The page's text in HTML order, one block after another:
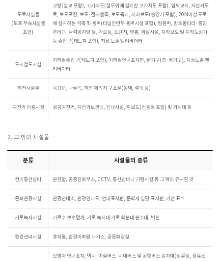
도로시설물
(도로 부속시설물
포함)
교량(철교 포함), 고가차도(철도위에 설치한 고가차도 포함), 입체교차, 자전거도
로, 보도포장, 보도·점자블록, 보도육교, 지하보도(승강기 포함), 20M이상 도로
에 설치하는 석축 및 옹벽(터널전면부 옹벽시설 포함), 방음벽, 방호울타리·중앙
분리대·낙석방지망 등, 가로등, 트렌치, 맨홀, 제설시설, 지하보도 및 지하도상가
등 출입구(캐노피 포함), 지상 노출 엘리베이터
도시철도시설
지하철출입구(캐노피 포함), 지하철안내표지판, 환기구(흡·배기구), 지상노출 엘
리베이터
하천시설물 육갑문, 나들목, 하천 제외지 구조물(옹벽, 석축 등)
자전거 이용시설 공공자전거, 자전거보관대, 안내시설, 킥보드(전동형 포함) 및 거치대 등
2. 그 밖의 시설물
분류 시설물의 종류
전기통신설비 분전함, 공중전화부스, CCTV, 통신안테나 가림시설 등 그 밖의 유사한 것
문화관광시설 관광안내소, 관광안내도, 안내표지판, 문화재 설명 표지판, 기념 표석
가로녹지시설 가로수 보호덮개, 가로 녹지대 가로 화분대 분수대, 벽천
환경관리시설 휴지통, 환경미화원 대기소, 공중화장실
보행자 안내표지, 택시·마을버스·시내버스 및 공항버스 승차대(정류장, 정류소